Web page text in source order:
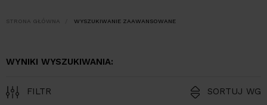
STRONA GŁÓWNA WYSZUKIWANIE ZAAWANSOWANE
WYNIKI WYSZUKIWANIA:
FILTR SORTUJ WG